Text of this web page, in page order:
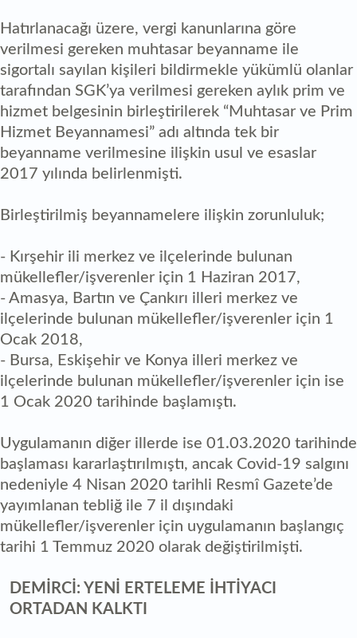
Hatırlanacağı üzere, vergi kanunlarına göre
verilmesi gereken muhtasar beyanname ile
sigortalı sayılan kişileri bildirmekle yükümlü olanlar
tarafından SGK’ya verilmesi gereken aylık prim ve
hizmet belgesinin birleştirilerek “Muhtasar ve Prim
Hizmet Beyannamesi” adı altında tek bir
beyanname verilmesine ilişkin usul ve esaslar
2017 yılında belirlenmişti.
Birleştirilmiş beyannamelere ilişkin zorunluluk;
- Kırşehir ili merkez ve ilçelerinde bulunan
mükellefler/işverenler için 1 Haziran 2017,
- Amasya, Bartın ve Çankırı illeri merkez ve
ilçelerinde bulunan mükellefler/işverenler için 1
Ocak 2018,
- Bursa, Eskişehir ve Konya illeri merkez ve
ilçelerinde bulunan mükellefler/işverenler için ise
1 Ocak 2020 tarihinde başlamıştı.
Uygulamanın diğer illerde ise 01.03.2020 tarihinde
başlaması kararlaştırılmıştı, ancak Covid-19 salgını
nedeniyle 4 Nisan 2020 tarihli Resmî Gazete’de
yayımlanan tebliğ ile 7 il dışındaki
mükellefler/işverenler için uygulamanın başlangıç
tarihi 1 Temmuz 2020 olarak değiştirilmişti.
DEMİRCİ: YENİ ERTELEME İHTİYACI
ORTADAN KALKTI